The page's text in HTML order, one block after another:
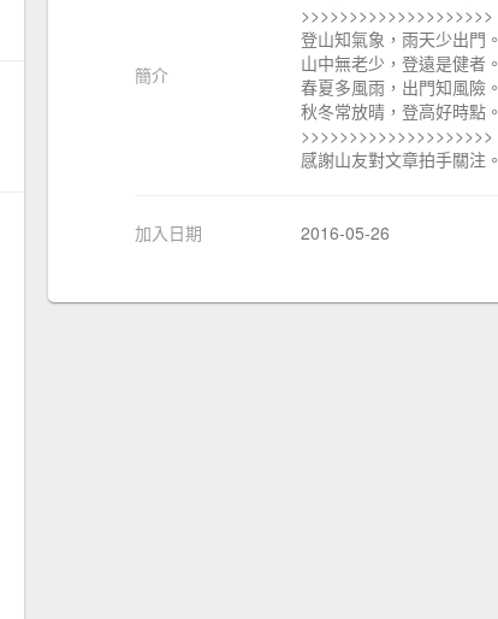
簡介
>>>>>>>>>>>>>>>>>>>>
登山知氣象，雨天少出門。
山中無老少，登遠是健者。
春夏多風雨，出門知風險。
秋冬常放晴，登高好時點。
>>>>>>>>>>>>>>>>>>>>
感謝山友對文章拍手關注。
加入日期 2016-05-26